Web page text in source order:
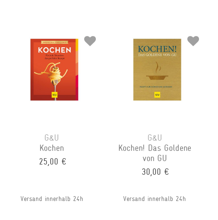
G&U
Kochen
25,00 €
Versand innerhalb 24h
G&U
Kochen! Das Goldene
von GU
30,00 €
Versand innerhalb 24h